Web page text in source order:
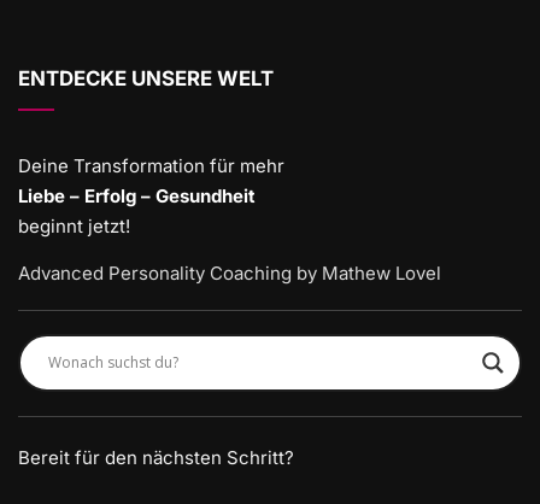
ENTDECKE UNSERE WELT
Deine Transformation für mehr
Liebe – Erfolg – Gesundheit
beginnt jetzt!
Advanced Personality Coaching by Mathew Lovel
Bereit für den nächsten Schritt?